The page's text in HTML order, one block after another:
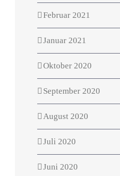
Februar 2021
Januar 2021
Oktober 2020
September 2020
August 2020
Juli 2020
Juni 2020